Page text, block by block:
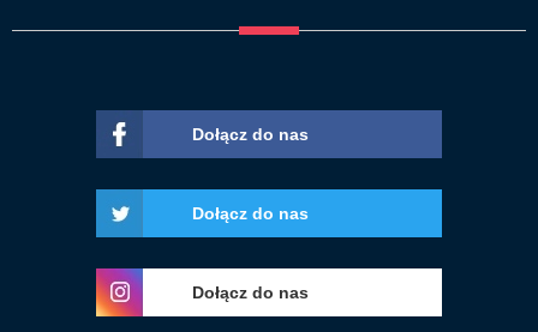
Dołącz do nas
Dołącz do nas
Dołącz do nas